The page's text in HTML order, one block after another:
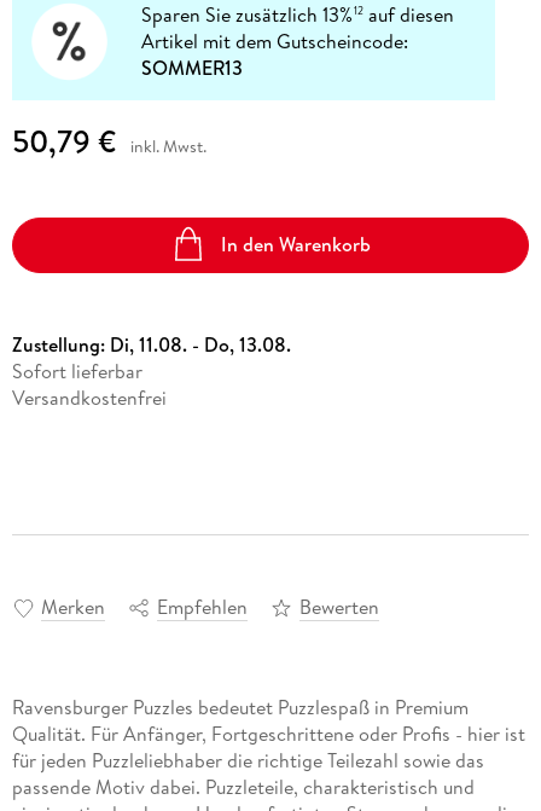
Sparen Sie zusätzlich 13%12 auf diesen
Artikel mit dem Gutscheincode:
SOMMER13
50,79 € inkl. Mwst.
In den Warenkorb
Zustellung: Di, 11.08. - Do, 13.08.
Sofort lieferbar
Versandkostenfrei
Merken Empfehlen Bewerten
Ravensburger Puzzles bedeutet Puzzlespaß in Premium
Qualität. Für Anfänger, Fortgeschrittene oder Profis - hier ist
für jeden Puzzleliebhaber die richtige Teilezahl sowie das
passende Motiv dabei. Puzzleteile, charakteristisch und